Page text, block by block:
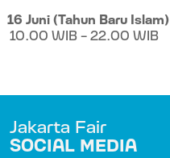
16 Juni (Tahun Baru Islam)
10.00 WIB – 22.00 WIB
Jakarta Fair
SOCIAL MEDIA